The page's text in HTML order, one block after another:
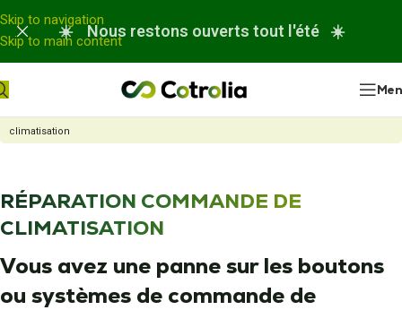
Panneau de gestion des cookies
Skip to navigation
Skip to main content
☀️ Nous restons ouverts tout l'été ☀️
climatisation
RÉPARATION COMMANDE DE
CLIMATISATION
Vous avez une panne sur les boutons
ou systèmes de commande de